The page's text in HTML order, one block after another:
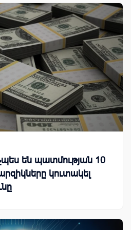
են պատմության 10
կուտակել